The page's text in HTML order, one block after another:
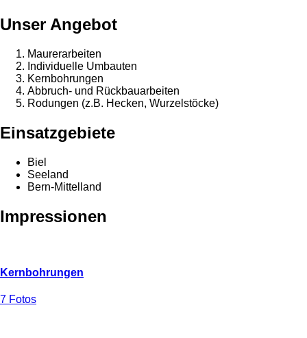
Unser Angebot
Maurerarbeiten
Individuelle Umbauten
Kernbohrungen
Abbruch- und Rückbauarbeiten
Rodungen (z.B. Hecken, Wurzelstöcke)
Einsatzgebiete
Biel
Seeland
Bern-Mittelland
Impressionen
Kernbohrungen
7 Fotos